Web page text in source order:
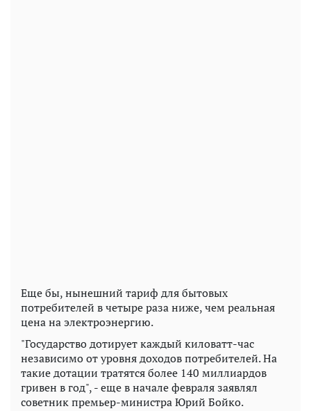
Еще бы, нынешний тариф для бытовых
потребителей в четыре раза ниже, чем реальная
цена на электроэнергию.
"Государство дотирует каждый киловатт-час
независимо от уровня доходов потребителей. На
такие дотации тратятся более 140 миллиардов
гривен в год", - еще в начале февраля заявлял
советник премьер-министра Юрий Бойко.